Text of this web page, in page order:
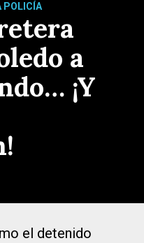
POLICÍA
a
¡Y
el detenido